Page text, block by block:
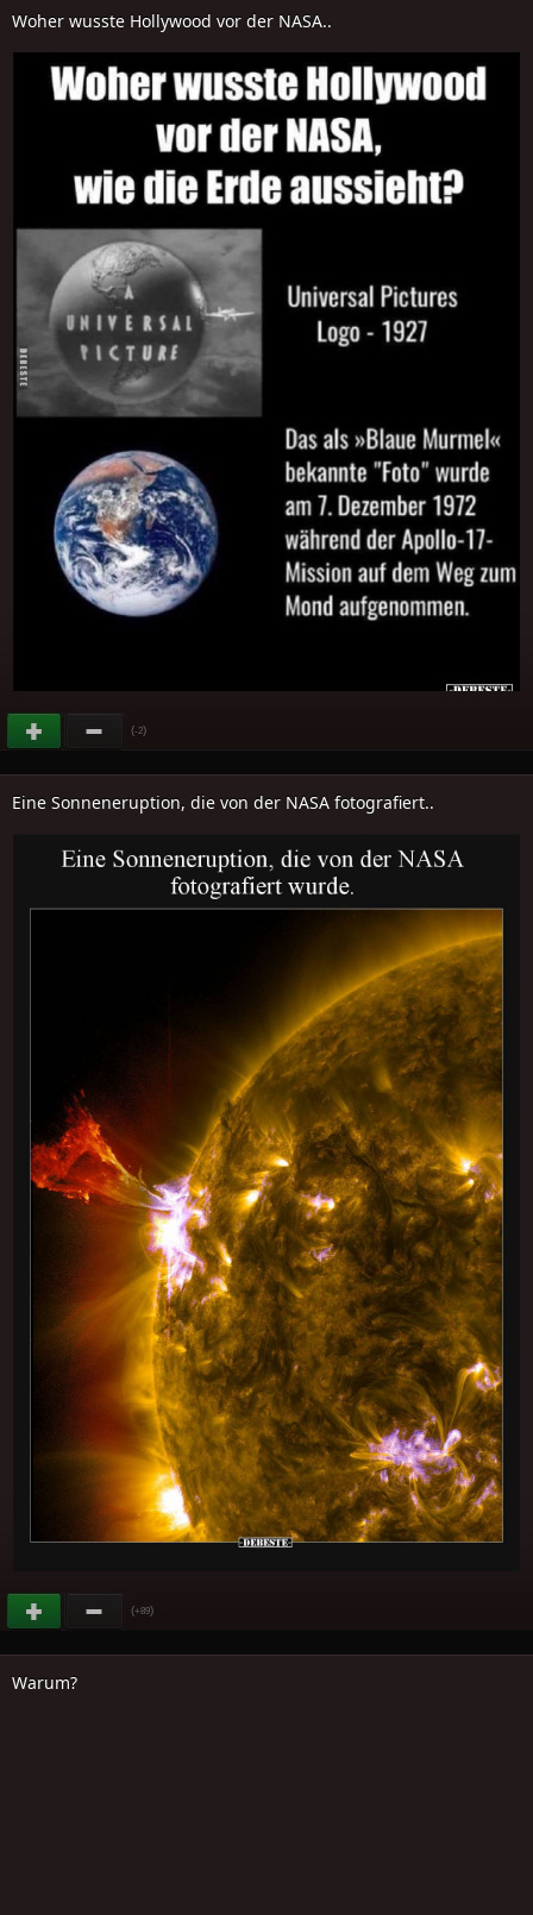
Woher wusste Hollywood vor der NASA..
(-2)
Eine Sonneneruption, die von der NASA fotografiert..
(+89)
Warum?